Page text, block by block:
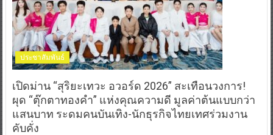
ประชาสัมพันธ์
เปิดม่าน “สุริยะเทวะ อวอร์ด 2026” สะเทือนวงการ!
ผุด “ตุ๊กตาทองคำ” แห่งคุณความดี มูลค่าต้นแบบกว่า
แสนบาท ระดมคนบันเทิง-นักธุรกิจไทยเทศร่วมงาน
คับคั่ง